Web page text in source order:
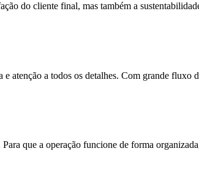
do cliente final, mas também a
atenção a todos os detalhes. Com grande
que a operação funcione de forma